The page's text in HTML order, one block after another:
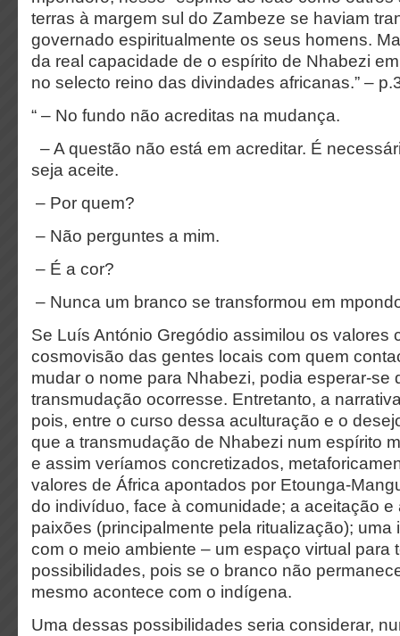
terras à margem sul do Zambeze se haviam
governado espiritualmente os seus homens.
da real capacidade de o espírito de Nhabezi
no selecto reino das divindades africanas.” –
“ – No fundo não acreditas na mudança.
– A questão não está em acreditar. É
seja aceite.
– Por quem?
– Não perguntes a mim.
– É a cor?
– Nunca um branco se transformou em
Se Luís António Gregódio assimilou os valores
cosmovisão das gentes locais com quem
mudar o nome para Nhabezi, podia esperar-se
transmudação ocorresse. Entretanto, a
pois, entre o curso dessa aculturação e o
que a transmudação de Nhabezi num espírito
e assim veríamos concretizados,
valores de África apontados por Etounga-
do indivíduo, face à comunidade; a aceitação
paixões (principalmente pela ritualização); uma
com o meio ambiente – um espaço virtual para
possibilidades, pois se o branco não
mesmo acontece com o indígena.
Uma dessas possibilidades seria considerar,